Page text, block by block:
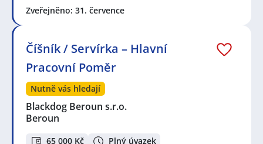
Zveřejněno: 31. července
Číšník / Servírka – Hlavní
Pracovní Poměr
Nutně vás hledají
Blackdog Beroun s.r.o.
Beroun
65 000 Kč
Plný úvazek